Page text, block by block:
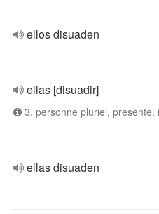
ellos disuaden
ellas [disuadir]
3. personne pluriel, presente,
ellas disuaden